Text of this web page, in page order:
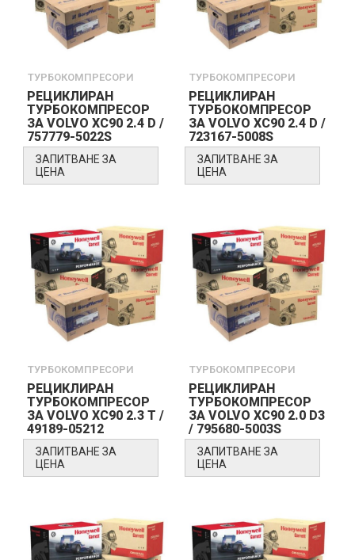
ТУРБОКОМПРЕСОРИ
РЕЦИКЛИРАН
ТУРБОКОМПРЕСОР
ЗА VOLVO XC90 2.4 D /
757779-5022S
ЗАПИТВАНЕ ЗА
ЦЕНА
ТУРБОКОМПРЕСОРИ
РЕЦИКЛИРАН
ТУРБОКОМПРЕСОР
ЗА VOLVO XC90 2.4 D /
723167-5008S
ЗАПИТВАНЕ ЗА
ЦЕНА
ТУРБОКОМПРЕСОРИ
РЕЦИКЛИРАН
ТУРБОКОМПРЕСОР
ЗА VOLVO XC90 2.3 T /
49189-05212
ЗАПИТВАНЕ ЗА
ЦЕНА
ТУРБОКОМПРЕСОРИ
РЕЦИКЛИРАН
ТУРБОКОМПРЕСОР
ЗА VOLVO XC90 2.0 D3
/ 795680-5003S
ЗАПИТВАНЕ ЗА
ЦЕНА